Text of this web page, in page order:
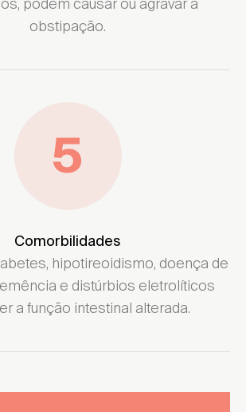
podem causar ou agravar a
obstipação.
Comorbilidades
hipotireoidismo, doença de
e distúrbios eletrolíticos
a função intestinal alterada.